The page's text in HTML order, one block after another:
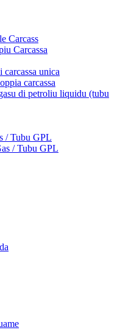
Carcass
Carcassa
unica
carcassa
di petroliu liquidu (tubu
/ Tubu GPL
/ Tubu GPL